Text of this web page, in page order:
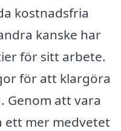
kostnadsfria
kanske har
för sitt arbete.
för att klargöra
Genom att vara
ett mer medvetet